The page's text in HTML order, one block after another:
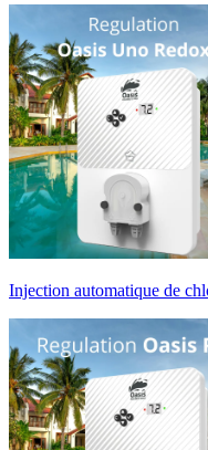
Injection automatique de